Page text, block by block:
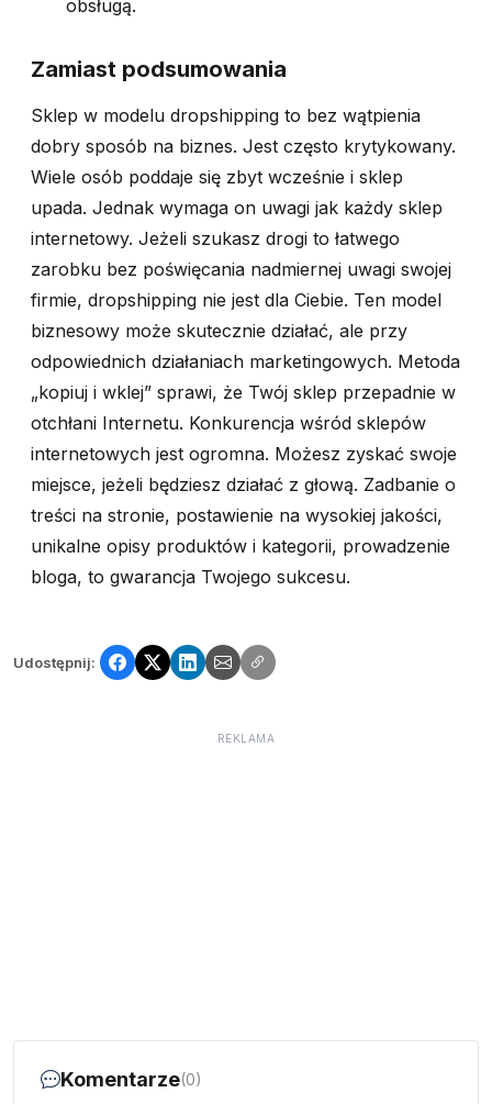
obsługą.
Zamiast podsumowania
Sklep w modelu dropshipping to bez wątpienia
dobry sposób na biznes. Jest często krytykowany.
Wiele osób poddaje się zbyt wcześnie i sklep
upada. Jednak wymaga on uwagi jak każdy sklep
internetowy. Jeżeli szukasz drogi to łatwego
zarobku bez poświęcania nadmiernej uwagi swojej
firmie, dropshipping nie jest dla Ciebie. Ten model
biznesowy może skutecznie działać, ale przy
odpowiednich działaniach marketingowych. Metoda
„kopiuj i wklej” sprawi, że Twój sklep przepadnie w
otchłani Internetu. Konkurencja wśród sklepów
internetowych jest ogromna. Możesz zyskać swoje
miejsce, jeżeli będziesz działać z głową. Zadbanie o
treści na stronie, postawienie na wysokiej jakości,
unikalne opisy produktów i kategorii, prowadzenie
bloga, to gwarancja Twojego sukcesu.
Udostępnij:
REKLAMA
Komentarze(0)